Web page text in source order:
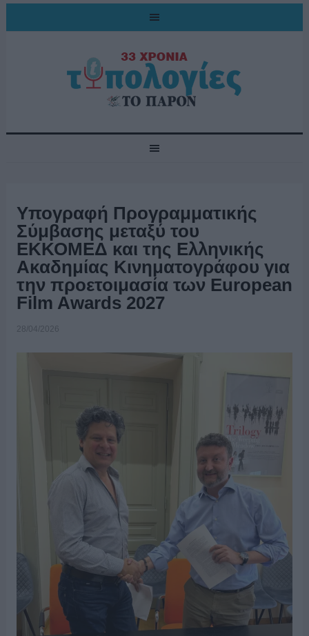
Υπογραφή Προγραμματικής
Σύμβασης μεταξύ του
ΕΚΚΟΜΕΔ και της Ελληνικής
Ακαδημίας Κινηματογράφου για
την προετοιμασία των European
Film Awards 2027
28/04/2026